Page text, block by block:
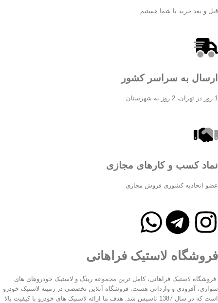
قبل و بعد خرید با شما هستیم
ارسال به سراسر کشور
1 روز در تهران، 2 روز به شهرستان
نماد کسب و کارهای مجازی
عضو اتحادیه کشوری فروش مجازی
فروشگاه لاستیک فراهانی
فروشگاه لاستیک فراهانی، کامل ترین مجموعه رینگ و لاستیک خودروهای های
سواری، آفرودی و وارداتی هست. فروشگاه آنلاین تخصصی در زمینه لاستیک خودرو
است که در سال 1387 تاسیس شد. هدف ما ارائه لاستیک های خودرو با کیفیت بالا